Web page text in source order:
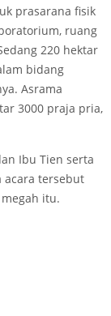
prasarana fisik
ruang
220 hektar
bidang
Asrama
3000 praja pria,
Ibu Tien serta
acara tersebut
itu.